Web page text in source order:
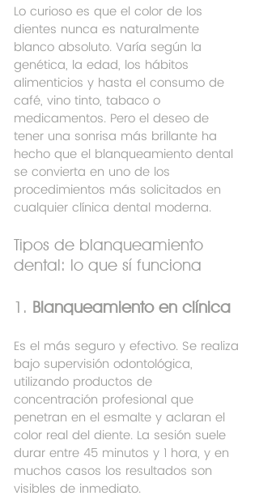
Lo curioso es que el color de los
dientes nunca es naturalmente
blanco absoluto. Varía según la
genética, la edad, los hábitos
alimenticios y hasta el consumo de
café, vino tinto, tabaco o
medicamentos. Pero el deseo de
tener una sonrisa más brillante ha
hecho que el blanqueamiento dental
se convierta en uno de los
procedimientos más solicitados en
cualquier clínica dental moderna.
Tipos de blanqueamiento
dental: lo que sí funciona
1. Blanqueamiento en clínica
Es el más seguro y efectivo. Se realiza
bajo supervisión odontológica,
utilizando productos de
concentración profesional que
penetran en el esmalte y aclaran el
color real del diente. La sesión suele
durar entre 45 minutos y 1 hora, y en
muchos casos los resultados son
visibles de inmediato.